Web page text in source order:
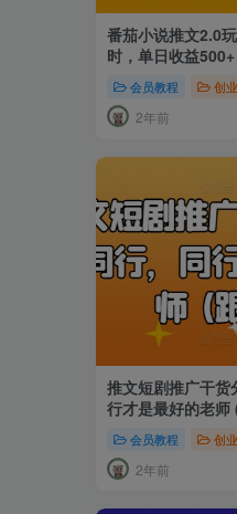
番茄小说推文2.0
时，单日收益500+
会员教程 创
2年前
推文短剧推广干货
行才是最好的老师
会员教程 创
2年前